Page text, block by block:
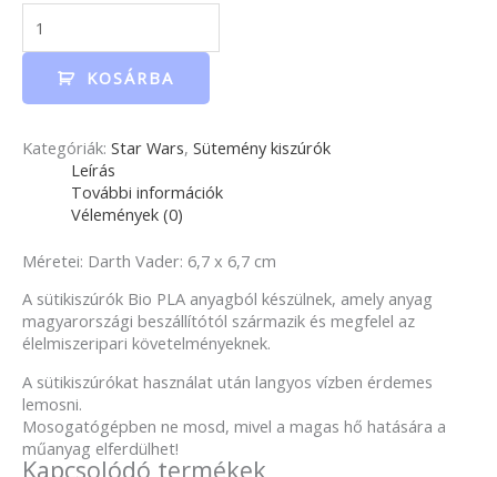
KOSÁRBA
Kategóriák: Star Wars, Sütemény kiszúrók
Leírás
További információk
Vélemények (0)
Méretei: Darth Vader: 6,7 x 6,7 cm
A sütikiszúrók Bio PLA anyagból készülnek, amely anyag
magyarországi beszállítótól származik és megfelel az
élelmiszeripari követelményeknek.
A sütikiszúrókat használat után langyos vízben érdemes
lemosni.
Mosogatógépben ne mosd, mivel a magas hő hatására a
műanyag elferdülhet!
Kapcsolódó termékek